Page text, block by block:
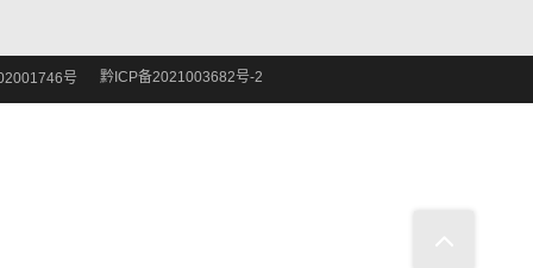
号 黔ICP备2021003682号-2